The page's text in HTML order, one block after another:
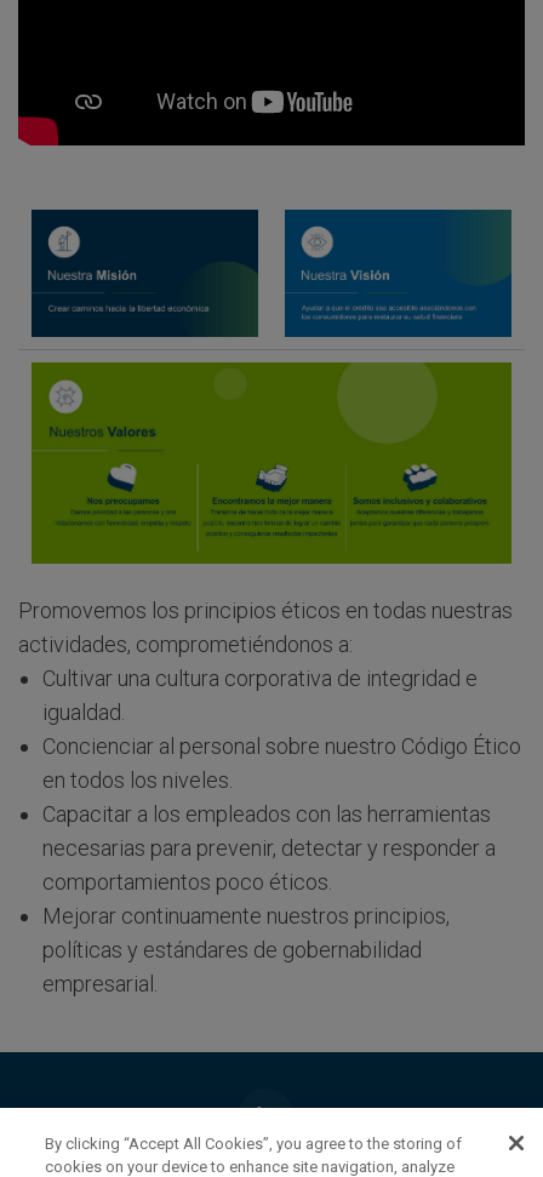
Promovemos los principios éticos en todas nuestras
actividades, comprometiéndonos a:
Cultivar una cultura corporativa de integridad e
igualdad.
Concienciar al personal sobre nuestro Código Ético
en todos los niveles.
Capacitar a los empleados con las herramientas
necesarias para prevenir, detectar y responder a
comportamientos poco éticos.
Mejorar continuamente nuestros principios,
políticas y estándares de gobernabilidad
empresarial.
By clicking “Accept All Cookies”, you agree to the storing of
cookies on your device to enhance site navigation, analyze